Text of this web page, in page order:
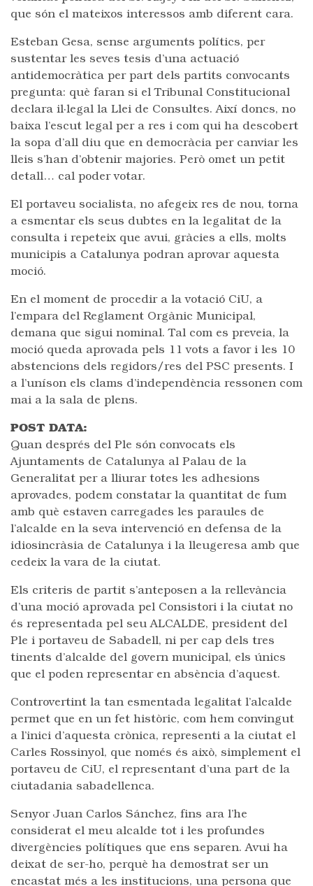
que són el mateixos interessos amb diferent cara.
Esteban Gesa, sense arguments polítics, per
sustentar les seves tesis d’una actuació
antidemocràtica per part dels partits convocants
pregunta: què faran si el Tribunal Constitucional
declara il·legal la Llei de Consultes. Així doncs, no
baixa l’escut legal per a res i com qui ha descobert
la sopa d’all diu que en democràcia per canviar les
lleis s’han d’obtenir majories. Però omet un petit
detall… cal poder votar.
El portaveu socialista, no afegeix res de nou, torna
a esmentar els seus dubtes en la legalitat de la
consulta i repeteix que avui, gràcies a ells, molts
municipis a Catalunya podran aprovar aquesta
moció.
En el moment de procedir a la votació CiU, a
l’empara del Reglament Orgànic Municipal,
demana que sigui nominal. Tal com es preveia, la
moció queda aprovada pels 11 vots a favor i les 10
abstencions dels regidors/res del PSC presents. I
a l’uníson els clams d’independència ressonen com
mai a la sala de plens.
POST DATA:
Quan després del Ple són convocats els
Ajuntaments de Catalunya al Palau de la
Generalitat per a lliurar totes les adhesions
aprovades, podem constatar la quantitat de fum
amb què estaven carregades les paraules de
l’alcalde en la seva intervenció en defensa de la
idiosincràsia de Catalunya i la lleugeresa amb que
cedeix la vara de la ciutat.
Els criteris de partit s’anteposen a la rellevància
d’una moció aprovada pel Consistori i la ciutat no
és representada pel seu ALCALDE, president del
Ple i portaveu de Sabadell, ni per cap dels tres
tinents d’alcalde del govern municipal, els únics
que el poden representar en absència d’aquest.
Controvertint la tan esmentada legalitat l’alcalde
permet que en un fet històric, com hem convingut
a l’inici d’aquesta crònica, representi a la ciutat el
Carles Rossinyol, que només és això, simplement el
portaveu de CiU, el representant d’una part de la
ciutadania sabadellenca.
Senyor Juan Carlos Sánchez, fins ara l’he
considerat el meu alcalde tot i les profundes
divergències polítiques que ens separen. Avui ha
deixat de ser-ho, perquè ha demostrat ser un
encastat més a les institucions, una persona que